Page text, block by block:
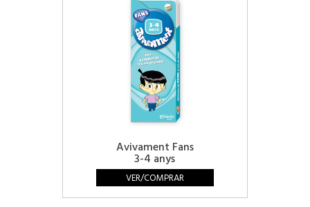
Avivament Fans
3-4 anys
VER/COMPRAR